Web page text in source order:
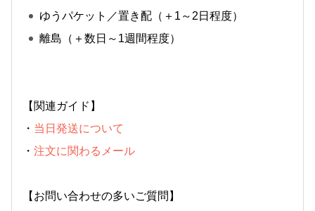
ゆうパケット／置き配（＋1～2日程度）
離島（＋数日～1週間程度）
【関連ガイド】
・ 当日発送について
・ 注文に関わるメール
【お問い合わせの多いご質問】